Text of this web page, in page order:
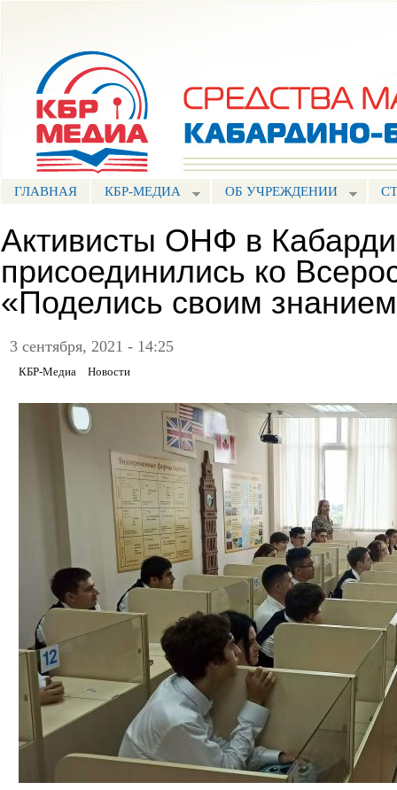
ГЛАВНАЯ КБР-МЕДИА ОБ УЧРЕЖДЕНИИ
Активисты ОНФ в
присоединились ко
«Поделись своим
3 сентября, 2021 - 14:25
КБР-Медиа Новости